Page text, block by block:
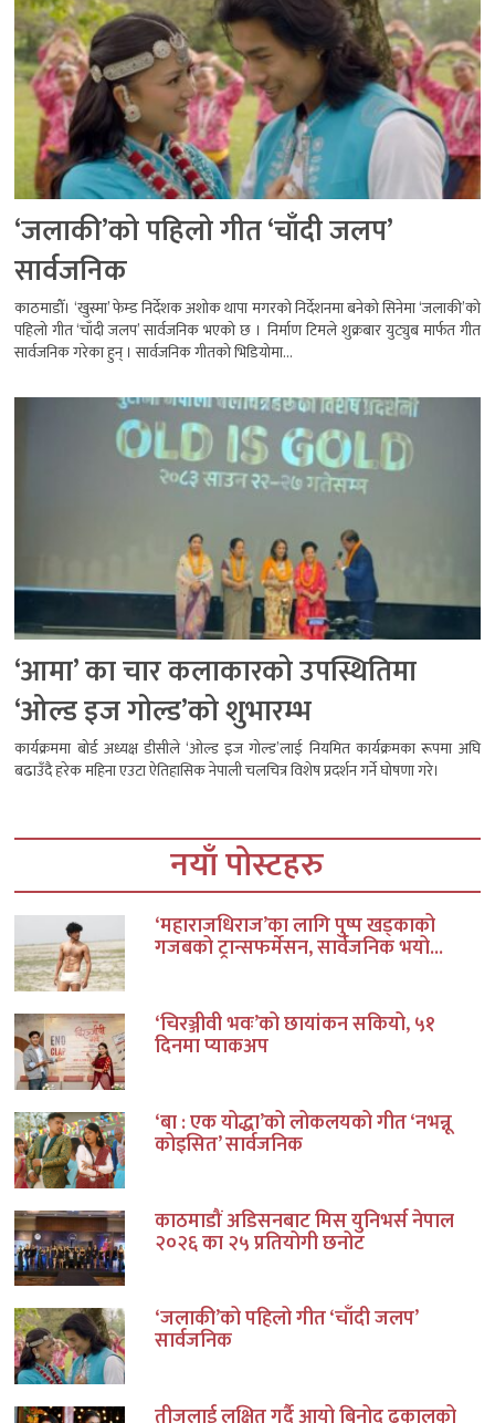
‘जलाकी’को पहिलो गीत ‘चाँदी जलप’
सार्वजनिक
काठमाडौँ। ‘खुस्मा’ फेम्ड निर्देशक अशोक थापा मगरको निर्देशनमा बनेको सिनेमा ‘जलाकी’को
पहिलो गीत ‘चाँदी जलप’ सार्वजनिक भएको छ । निर्माण टिमले शुक्रबार युट्युब मार्फत गीत
सार्वजनिक गरेका हुन् । सार्वजनिक गीतको भिडियोमा...
‘आमा’ का चार कलाकारको उपस्थितिमा
‘ओल्ड इज गोल्ड’को शुभारम्भ
कार्यक्रममा बोर्ड अध्यक्ष डीसीले ‘ओल्ड इज गोल्ड’लाई नियमित कार्यक्रमका रूपमा अघि
बढाउँदै हरेक महिना एउटा ऐतिहासिक नेपाली चलचित्र विशेष प्रदर्शन गर्ने घोषणा गरे।
नयाँ पोस्टहरु
‘महाराजधिराज’का लागि पुष्प खड्काको
गजबको ट्रान्सफर्मेसन, सार्वजनिक भयो...
‘चिरञ्जीवी भवः’को छायांकन सकियो, ५१
दिनमा प्याकअप
‘बा : एक योद्धा’को लोकलयको गीत ‘नभन्नू
कोइसित’ सार्वजनिक
काठमाडौं अडिसनबाट मिस युनिभर्स नेपाल
२०२६ का २५ प्रतियोगी छनोट
‘जलाकी’को पहिलो गीत ‘चाँदी जलप’
सार्वजनिक